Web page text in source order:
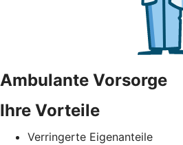
Ambulante Vorsorge
Ihre Vorteile
Verringerte Eigenanteile